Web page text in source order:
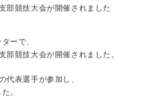
部競技大会が開催されました
ーで、
部競技大会が開催されました。
代表選手が参加し、
。